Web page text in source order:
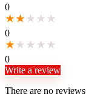
0
★★★ ★ ★
0
★★ ★ ★ ★
0
Write a review
There are no